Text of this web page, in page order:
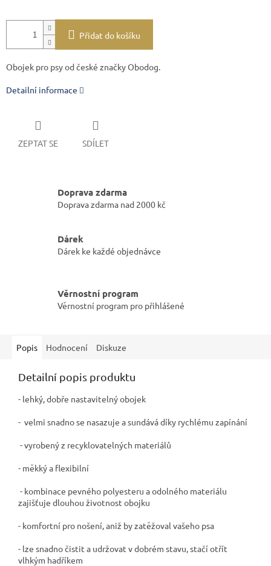
Přidat do košíku
Obojek pro psy od české značky Obodog.
Detailní informace
ZEPTAT SE SDÍLET
Doprava zdarma
Doprava zdarma nad 2000 kč
Dárek
Dárek ke každé objednávce
Věrnostní program
Věrnostní program pro přihlášené
Popis Hodnocení Diskuze
Detailní popis produktu
- lehký, dobře nastavitelný obojek
- velmi snadno se nasazuje a sundává díky rychlému zapínání
- vyrobený z recyklovatelných materiálů
- měkký a flexibilní
- kombinace pevného polyesteru a odolného materiálu
zajišťuje dlouhou životnost obojku
- komfortní pro nošení, aniž by zatěžoval vašeho psa
- lze snadno čistit a udržovat v dobrém stavu, stačí otřít
vlhkým hadříkem